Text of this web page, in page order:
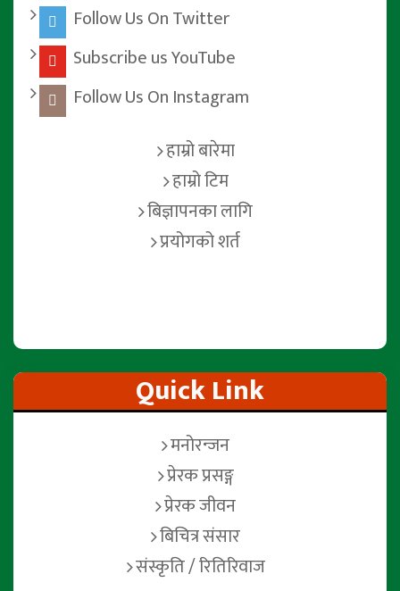
Follow Us On Twitter
Subscribe us YouTube
Follow Us On Instagram
हाम्रो बारेमा
हाम्रो टिम
बिज्ञापनका लागि
प्रयोगको शर्त
Quick Link
मनोरन्जन
प्रेरक प्रसङ्ग
प्रेरक जीवन
बिचित्र संसार
संस्कृति / रितिरिवाज